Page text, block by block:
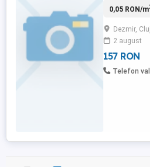
0,05 RON/m
Dezmir, Cluj
2 august
157 RON
Telefon